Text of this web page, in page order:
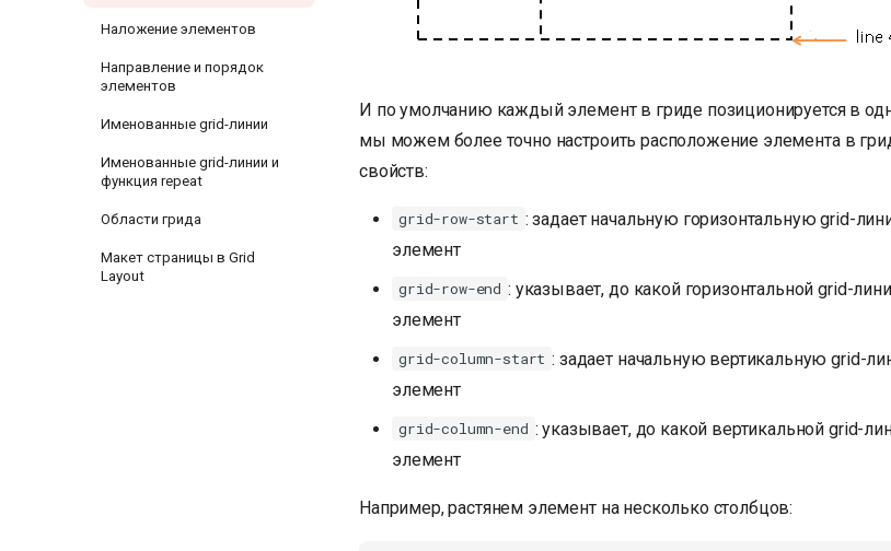
Наложение элементов
Направление и порядок
элементов
Именованные grid-линии
Именованные grid-линии и
функция repeat
Области грида
Макет страницы в Grid
Layout
И по умолчанию каждый элемент в гриде позиционируется в
мы можем более точно настроить расположение элемента в
свойств:
grid-row-start : задает начальную горизонтальную grid-
элемент
grid-row-end : указывает, до какой горизонтальной grid-
элемент
grid-column-start : задает начальную вертикальную grid-
элемент
grid-column-end : указывает, до какой вертикальной grid-
элемент
Например, растянем элемент на несколько столбцов: